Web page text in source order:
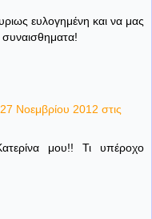
ευλογημένη και να μας
27 Νοεμβρίου 2012 στις
μου!! Τι υπέροχο